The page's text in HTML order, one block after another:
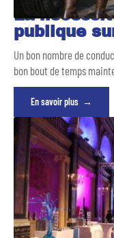
La
publique
Un bon nombre de
bon bout de temps
En savoir plus